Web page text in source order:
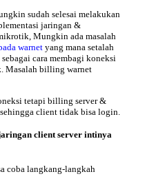
sudah selesai melakukan
jaringan &
Mungkin ada masalah
warnetyang mana setalah
cara membagi koneksi
Masalah billing warnet
tetapi billing server &
client tidak bisa login.
client server intinya
coba langkang-langkah